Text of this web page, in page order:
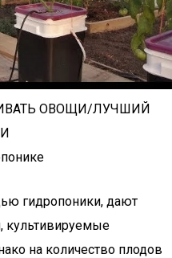
ОВОЩИ/ЛУЧШИЙ
гидропоники, дают
культивируемые
на количество плодов